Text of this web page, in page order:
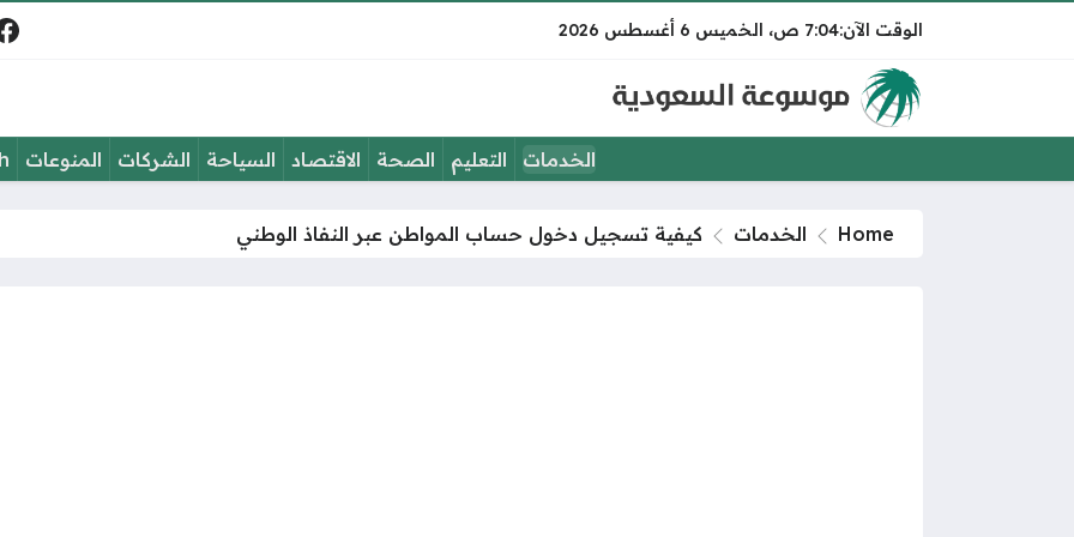
7:04 ص الخميس 6 أغسطس 2026
الخدمات التعليم الصحة الاقتصاد السياحة الشركات المنوعات
Home الخدمات كيفية تسجيل دخول حساب المواطن عبر النفاذ الوطني